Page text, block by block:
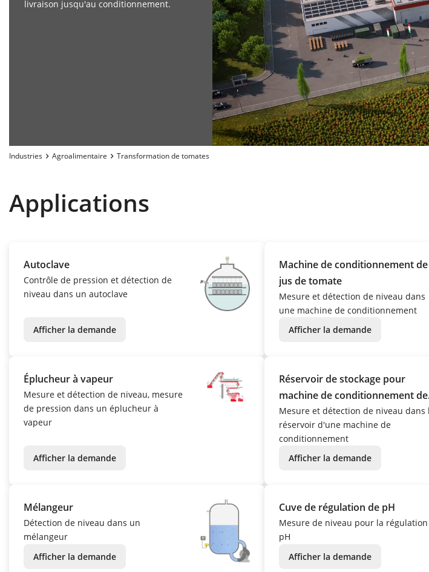
livraison jusqu'au conditionnement.
Industries Agroalimentaire Transformation de tomates
Applications
Autoclave
Contrôle de pression et détection de
niveau dans un autoclave
Afficher la demande
Machine de conditionnement de
jus de tomate
Mesure et détection de niveau dans
une machine de conditionnement
Afficher la demande
Éplucheur à vapeur
Mesure et détection de niveau, mesure
de pression dans un éplucheur à
vapeur
Afficher la demande
Réservoir de stockage pour
machine de conditionnement de
tomates
Mesure et détection de niveau dans
réservoir d'une machine de
conditionnement
Afficher la demande
Mélangeur
Détection de niveau dans un
mélangeur
Afficher la demande
Cuve de régulation de pH
Mesure de niveau pour la
pH
Afficher la demande